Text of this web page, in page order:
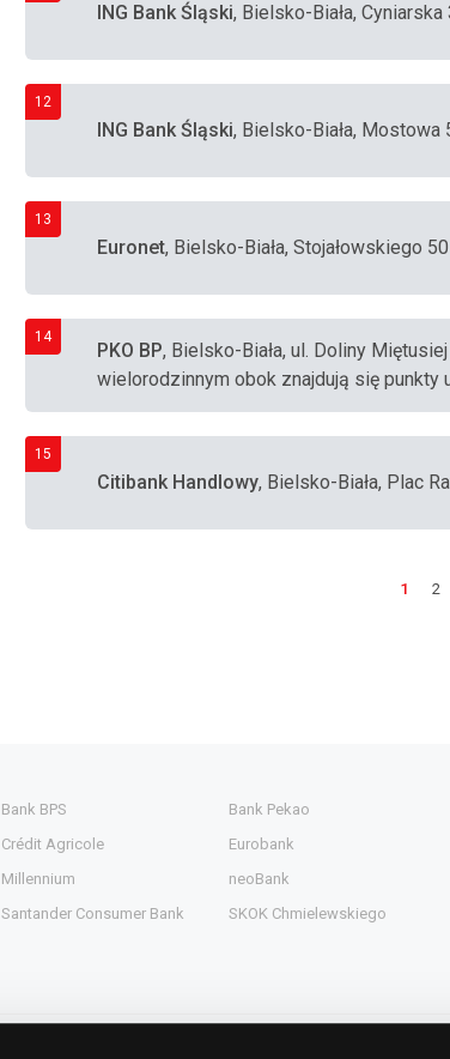
ING Bank Śląski, Bielsko-Biała,
12
ING Bank Śląski, Bielsko-Biała, Mostowa
13
Euronet, Bielsko-Biała, Stojałowskiego
14
PKO BP, Bielsko-Biała, ul. Doliny
wielorodzinnym obok znajdują się punkty
15
Citibank Handlowy, Bielsko-Biała, Plac
1 2
Bank BPS Bank Pekao
Crédit Agricole Eurobank
Millennium neoBank
Santander Consumer Bank SKOK Chmielewskiego